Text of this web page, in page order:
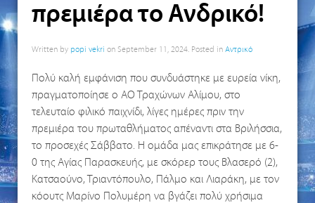
πρεμιέρα το Ανδρικό!
Written by popi vekri on September 11, 2024. Posted in Αντρικό
Πολύ καλή εμφάνιση που συνδυάστηκε με ευρεία νίκη,
πραγματοποίησε ο ΑΟ Τραχώνων Αλίμου, στο
τελευταίο φιλικό παιχνίδι, λίγες ημέρες πριν την
πρεμιέρα του πρωταθλήματος απέναντι στα Βριλήσσια,
το προσεχές Σάββατο. Η ομάδα μας επικράτησε με 6-
0 της Αγίας Παρασκευής, με σκόρερ τους Βλασερό (2),
Κατσαούνο, Τριαντόπουλο, Πάλμο και Λιαράκη, με τον
κόουτς Μαρίνο Πολυμέρη να βγάζει πολύ χρήσιμα